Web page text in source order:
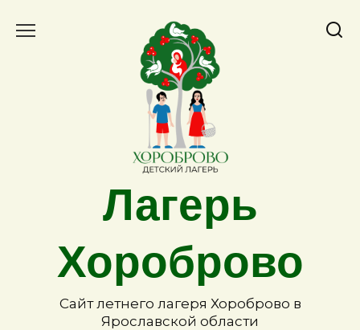
Лагерь
Хороброво
Сайт летнего лагеря Хороброво в
Ярославской области